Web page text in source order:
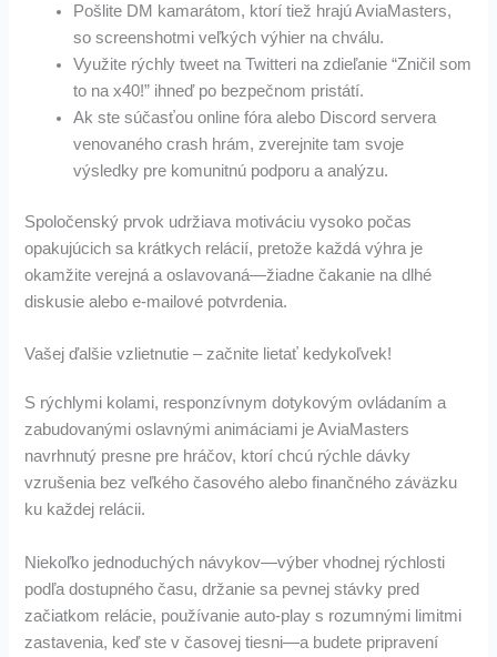
Pošlite DM kamarátom, ktorí tiež hrajú AviaMasters,
so screenshotmi veľkých výhier na chválu.
Využite rýchly tweet na Twitteri na zdieľanie “Zničil som
to na x40!” ihneď po bezpečnom pristátí.
Ak ste súčasťou online fóra alebo Discord servera
venovaného crash hrám, zverejnite tam svoje
výsledky pre komunitnú podporu a analýzu.
Spoločenský prvok udržiava motiváciu vysoko počas
opakujúcich sa krátkych relácií, pretože každá výhra je
okamžite verejná a oslavovaná—žiadne čakanie na dlhé
diskusie alebo e‑mailové potvrdenia.
Vašej ďalšie vzlietnutie – začnite lietať kedykoľvek!
S rýchlymi kolami, responzívnym dotykovým ovládaním a
zabudovanými oslavnými animáciami je AviaMasters
navrhnutý presne pre hráčov, ktorí chcú rýchle dávky
vzrušenia bez veľkého časového alebo finančného záväzku
ku každej relácii.
Niekoľko jednoduchých návykov—výber vhodnej rýchlosti
podľa dostupného času, držanie sa pevnej stávky pred
začiatkom relácie, používanie auto‑play s rozumnými limitmi
zastavenia, keď ste v časovej tiesni—a budete pripravení